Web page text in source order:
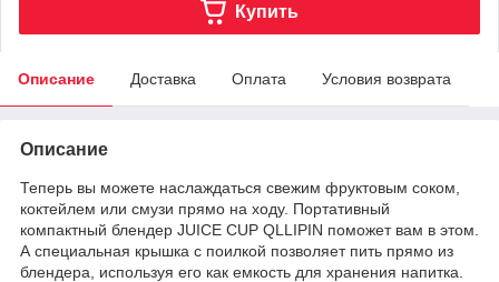
Купить
Описание Доставка Оплата Условия возврата
Описание
Теперь вы можете наслаждаться свежим фруктовым соком,
коктейлем или смузи прямо на ходу. Портативный
компактный блендер JUICE CUP QLLIPIN поможет вам в этом.
А специальная крышка с поилкой позволяет пить прямо из
блендера, используя его как емкость для хранения напитка.